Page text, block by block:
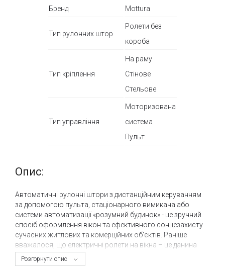
Бренд Mottura
Тип рулонних штор
Ролети без
короба
Тип кріплення
На раму
Стінове
Стельове
Тип управління
Моторизована
система
Пульт
Розгорнути опис
Опис:
Автоматичні рулонні штори з дистанційним керуванням
за допомогою пульта, стаціонарного вимикача або
системи автоматизації «розумний будинок» - це зручний
спосіб оформлення вікон та ефективного сонцезахисту
сучасних житлових та комерційних об'єктів. Раніше
вважалося, що електричні ролети на вікна – це данина
моди чи надмірність, але з розвитком технологій та
глобальною автоматизацією рутинних життєвих